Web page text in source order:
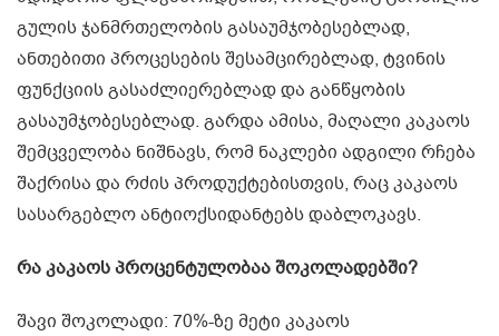
გულის ჯანმრთელობის გასაუმჯობესებლად,
ანთებითი პროცესების შესამცირებლად, ტვინის
ფუნქციის გასაძლიერებლად და განწყობის
გასაუმჯობესებლად. გარდა ამისა, მაღალი კაკაოს
შემცველობა ნიშნავს, რომ ნაკლები ადგილი რჩება
შაქრისა და რძის პროდუქტებისთვის, რაც კაკაოს
სასარგებლო ანტიოქსიდანტებს დაბლოკავს.
რა კაკაოს პროცენტულობაა შოკოლადებში?
შავი შოკოლადი: 70%-ზე მეტი კაკაოს